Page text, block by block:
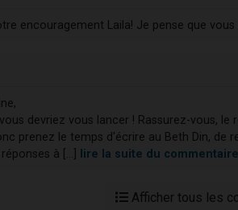
encouragement Laila! Je pense que vous
devriez vous lancer ! Rassurez-vous, le
prenez le temps d'écrire au Beth Din, de
à [...]
lire la suite du commentaire
Afficher tous les